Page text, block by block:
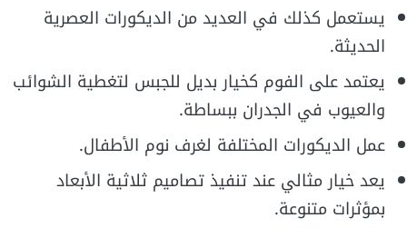
يستعمل كذلك في العديد من الديكورات العصرية
الحديثة.
يعتمد على الفوم كخيار بديل للجبس لتغطية الشوائب
والعيوب في الجدران ببساطة.
عمل الديكورات المختلفة لغرف نوم الأطفال.
يعد خيار مثالي عند تنفيذ تصاميم ثلاثية الأبعاد
بمؤثرات متنوعة.